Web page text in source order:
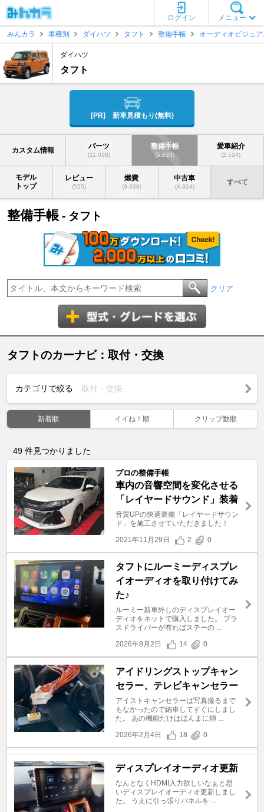
メニュー
ログイン
みんカラ
車種別 ダイハツ タフト 整備手帳 オーディオビジュ
ダイハツ
タフト
[PR] 新車見積もり(無料)
カスタム情報 パーツ
(11,028)
整備手帳
(5,633)
愛車紹介
(2,524)
モデル
トップ
レビュー
(555)
燃費
(9,938)
中古車
(4,924)
すべて
整備手帳 - タフト
クリア
タフトのカーナビ：取付・交換
カテゴリで絞る 取付・交換
新着順 イイね！順 クリップ数順
49 件見つかりました
プロの整備手帳
車内の音響空間を変化させる
「レイヤードサウンド」装着
音質UPの快適装備「レイヤードサウン
ド」を施工させていただきました！
2021年11月29日
2 0
タフトにルーミーディスプレ
イオーディオを取り付けてみ
た♪
ルーミー新車外しのディスプレイオー
ディオをネットで購入しました。 プラ
スドライバーが有ればステーの ...
2026年8月2日
14 0
アイドリングストップキャン
セラー、テレビキャンセラー
アイストキャンセラーは写真撮るまで
もなかったので納車してすぐにしまし
た。 あの機能だけはほんまに煩 ...
2026年2月4日
18 0
ディスプレイオーディオ更新
なんとなくHDMI入力欲しいなぁと思
いディスプレイオーディオ更新しまし
た。 うえに引っ張りパネルを ...